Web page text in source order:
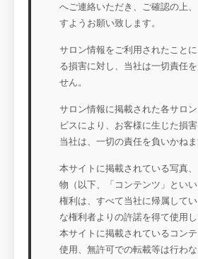
へご連絡いただき、ご確認の上
すようお願い致します。
サロン情報をご利用されたこと
る損害に対し、当社は一切責任
せん。
サロン情報に掲載された各サロ
ビスにより、お客様に生じた損害
当社は、一切の責任を負いかねま
本サイトに掲載されている写真
物（以下、「コンテンツ」とい
権利は、すべて当社に帰属して
な権利者よりの許諾を得て使用し
本サイトに掲載されているコン
使用、無許可での転載等は行わな